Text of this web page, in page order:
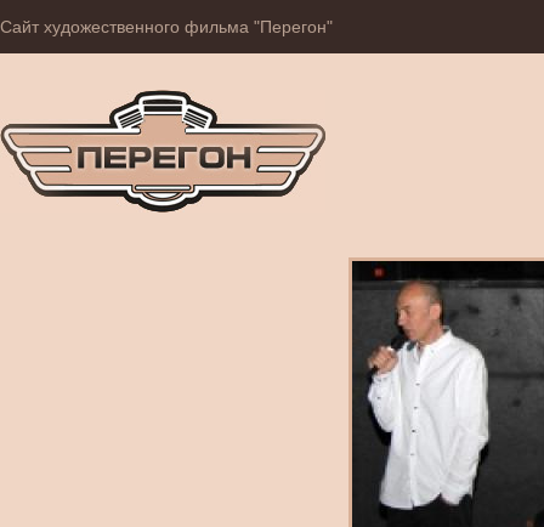
Сайт художественного фильма "Перегон"